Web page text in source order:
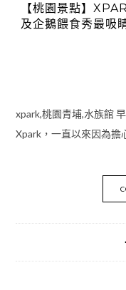
【桃園景點】
及企鵝餵食秀最吸
xpark,桃園青埔,水族館
Xpark，一直以來因為擔